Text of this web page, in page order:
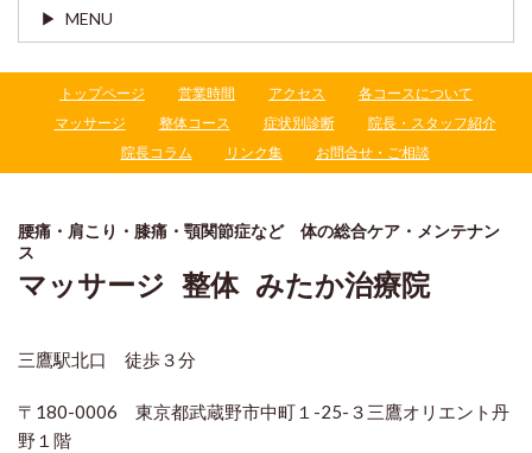
MENU
トップページ 営業時間 アクセス
各コースについて
マッサージ
整体コース 症状別診断
院長・スタッフ紹介
院長コラム
リンク集 お問合せ・ご相談
腰痛・肩こり・膝痛・顎関節症など 体の総合ケア・メンテナン
ス
マッサージ 整体 みたか治療院
三鷹駅北口 徒歩３分
〒180-0006 東京都武蔵野市中町１-25-３三鷹オリエント丹
野１階